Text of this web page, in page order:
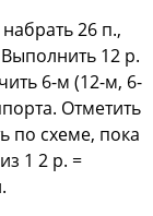
26 п.,
12 р.
6-м (12-м, 6-
Отметить
по схеме, пока
1 2 р. =